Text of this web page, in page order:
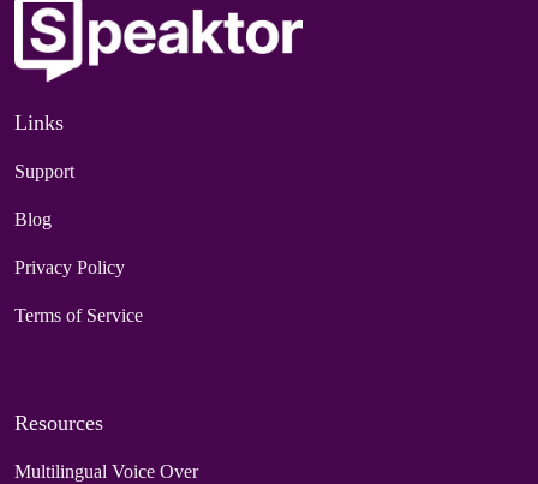
Links
Support
Blog
Privacy Policy
Terms of Service
Resources
Multilingual Voice Over